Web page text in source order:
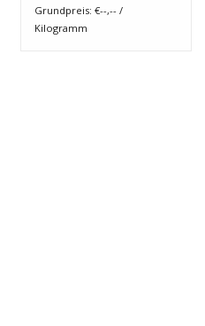
Grundpreis: €--,-- /
Kilogramm